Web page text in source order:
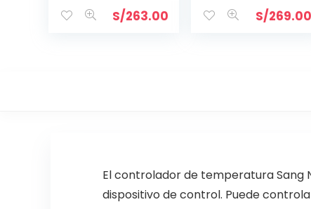
S/263.00
S/269.00
El controlador de temperatura Sang
dispositivo de control. Puede